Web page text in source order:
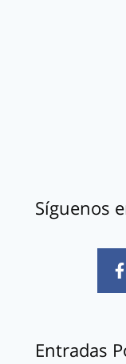
Síguenos
Entradas